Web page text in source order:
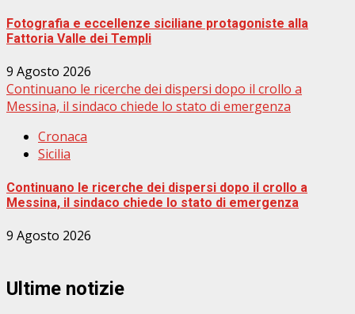
Fotografia e eccellenze siciliane protagoniste alla
Fattoria Valle dei Templi
9 Agosto 2026
Continuano le ricerche dei dispersi dopo il crollo a
Messina, il sindaco chiede lo stato di emergenza
Cronaca
Sicilia
Continuano le ricerche dei dispersi dopo il crollo a
Messina, il sindaco chiede lo stato di emergenza
9 Agosto 2026
Ultime notizie